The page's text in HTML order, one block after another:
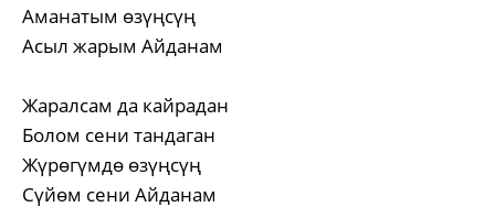
Аманатым өзүңсүң
Асыл жарым Айданам
Жаралсам да кайрадан
Болом сени тандаган
Жүрөгүмдө өзүңсүң
Сүйөм сени Айданам